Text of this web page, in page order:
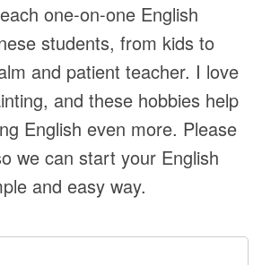
one-on-one English
students, from kids to
and patient teacher. I love
and these hobbies help
English even more. Please
we can start your English
and easy way.